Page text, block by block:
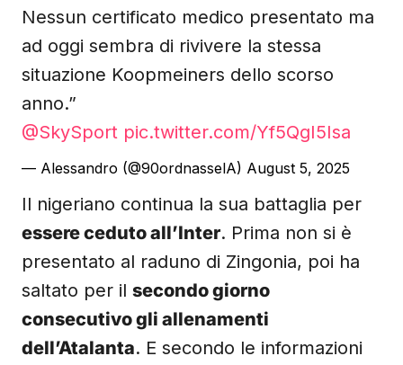
Nessun certificato medico presentato ma
ad oggi sembra di rivivere la stessa
situazione Koopmeiners dello scorso
anno.”
@SkySport pic.twitter.com/Yf5QgI5Isa
— Alessandro (@90ordnasselA) August 5, 2025
Il nigeriano continua la sua battaglia per
essere ceduto all’Inter. Prima non si è
presentato al raduno di Zingonia, poi ha
saltato per il secondo giorno
consecutivo gli allenamenti
dell’Atalanta. E secondo le informazioni